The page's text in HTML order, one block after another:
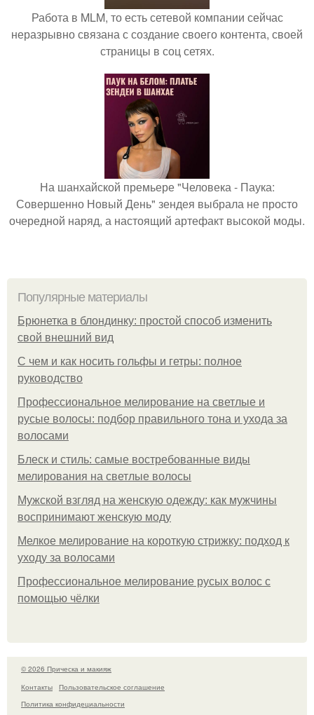
Работа в MLM, то есть сетевой компании сейчас
неразрывно связана с создание своего контента, своей
страницы в соц сетях.
На шанхайской премьере "Человека - Паука:
Совершенно Новый День" зендея выбрала не просто
очередной наряд, а настоящий артефакт высокой моды.
Популярные материалы
Брюнетка в блондинку: простой способ изменить
свой внешний вид
С чем и как носить гольфы и гетры: полное
руководство
Профессиональное мелирование на светлые и
русые волосы: подбор правильного тона и ухода за
волосами
Блеск и стиль: самые востребованные виды
мелирования на светлые волосы
Мужской взгляд на женскую одежду: как мужчины
воспринимают женскую моду
Мелкое мелирование на короткую стрижку: подход к
уходу за волосами
Профессиональное мелирование русых волос с
помощью чёлки
© 2026 Прическа и макияж
Контакты
Пользовательское соглашение
Политика конфидециальности